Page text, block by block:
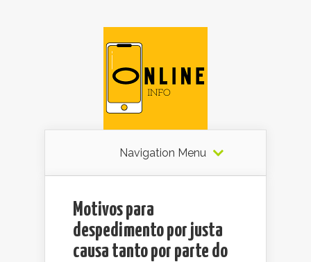
Navigation Menu
Motivos para
despedimento por justa
causa tanto por parte do